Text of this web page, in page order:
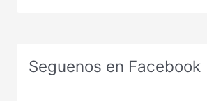
Seguenos en Facebook